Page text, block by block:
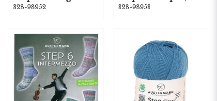
328-98952 328-98953